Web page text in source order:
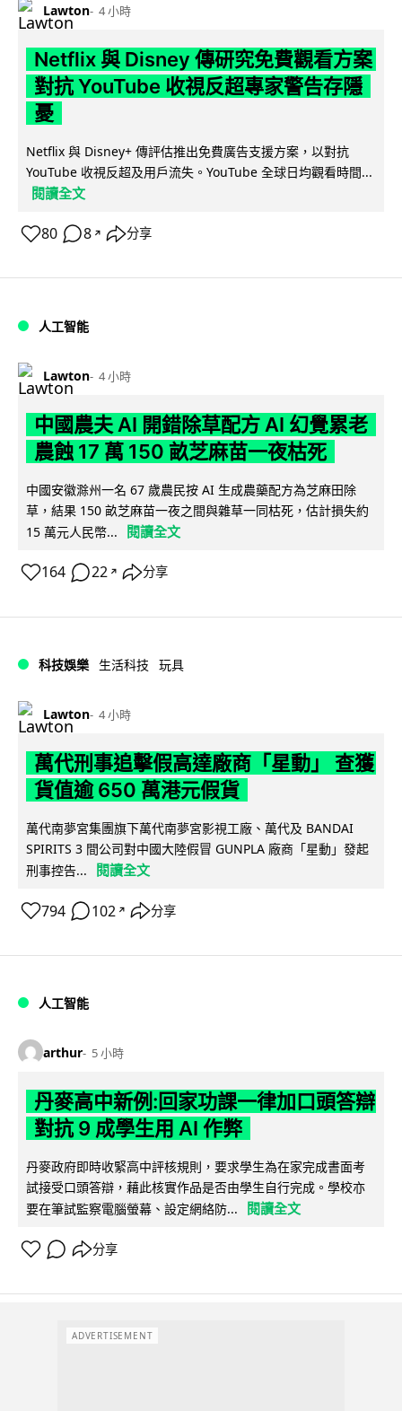
Lawton 4 小時
Netflix 與 Disney 傳研究免費觀看方案
對抗 YouTube 收視反超專家警告存隱
憂
Netflix 與 Disney+ 傳評估推出免費廣告支援方案，以對抗
YouTube 收視反超及用戶流失。YouTube 全球日均觀看時間...
閱讀全文
80 8 ↗ 分享
人工智能
Lawton 4 小時
中國農夫 AI 開錯除草配方 AI 幻覺累老
農蝕 17 萬 150 畝芝麻苗一夜枯死
中國安徽滁州一名 67 歲農民按 AI 生成農藥配方為芝麻田除
草，結果 150 畝芝麻苗一夜之間與雜草一同枯死，估計損失約
15 萬元人民幣...
閱讀全文
164 22 ↗ 分享
科技娛樂 生活科技 玩具
Lawton 4 小時
萬代刑事追擊假高達廠商「星動」 查獲
貨值逾 650 萬港元假貨
萬代南夢宮集團旗下萬代南夢宮影視工廠、萬代及 BANDAI
SPIRITS 3 間公司對中國大陸假冒 GUNPLA 廠商「星動」發起
刑事控告...
閱讀全文
794 102 ↗ 分享
人工智能
arthur 5 小時
丹麥高中新例:回家功課一律加口頭答辯
對抗 9 成學生用 AI 作弊
丹麥政府即時收緊高中評核規則，要求學生為在家完成書面考
試接受口頭答辯，藉此核實作品是否由學生自行完成。學校亦
要在筆試監察電腦螢幕、設定網絡防...
閱讀全文
分享
ADVERTISEMENT